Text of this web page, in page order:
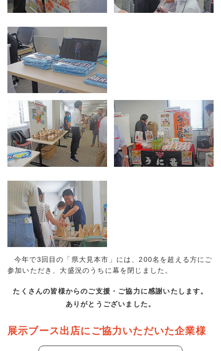
今年で3回目の「県大見本市」には、200名を超える方にご
参加いただき、大盛況のうちに幕を閉じました。
たくさんの皆様からのご支援・ご協力に感謝いたします。
ありがとうございました。
展示ブース出店にご協力いただいた企業様